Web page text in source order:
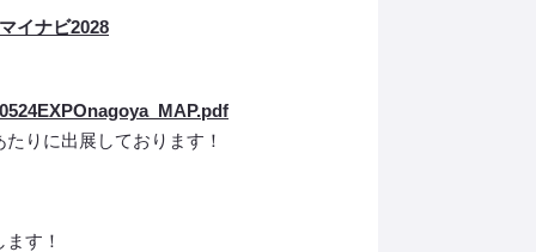
イナビ2028
りに出展しております！
す！